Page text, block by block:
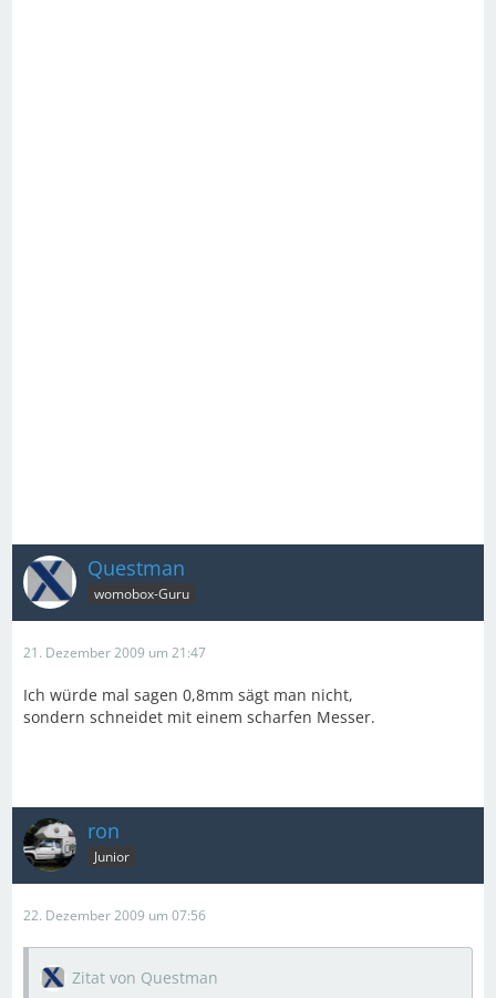
Questman
womobox-Guru
21. Dezember 2009 um 21:47
Ich würde mal sagen 0,8mm sägt man nicht,
sondern schneidet mit einem scharfen Messer.
ron
Junior
22. Dezember 2009 um 07:56
Zitat von Questman